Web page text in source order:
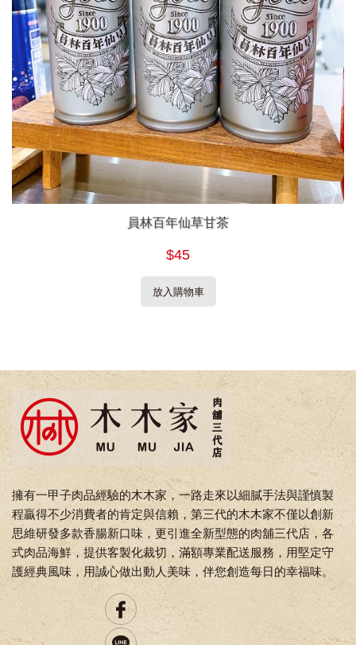
員林百年仙草甘茶
$45
放入購物車
擁有一甲子肉品經驗的木木家，一路走來以細膩手法與謹慎製
程贏得不少消費者的肯定與信賴，第三代的木木家不僅以創新
思維研發多款香腸新口味，更引進全新型態的肉舖三代店，各
式肉品海鮮，提供客製化裁切，滿額專業配送服務，用堅定守
護經典風味，用誠心做出動人美味，伴您創造每日的幸福味。